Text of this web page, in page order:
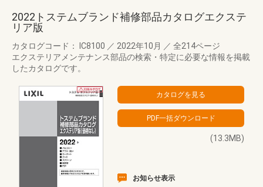
2022トステムブランド補修部品カタログエクステ
リア版
カタログコード： IC8100 ／ 2022年10月 ／ 全214ページ
エクステリアメンテナンス部品の検索・特定に必要な情報を掲載
したカタログです。
(13.3MB)
お知らせ表示